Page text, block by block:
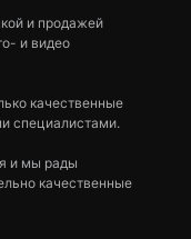
и продажей
и видео
качественные
специалистами.
и мы рады
качественные